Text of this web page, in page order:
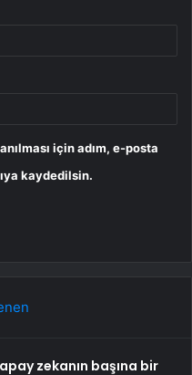
için adım, e-posta
kaydedilsin.
zekanın başına bir